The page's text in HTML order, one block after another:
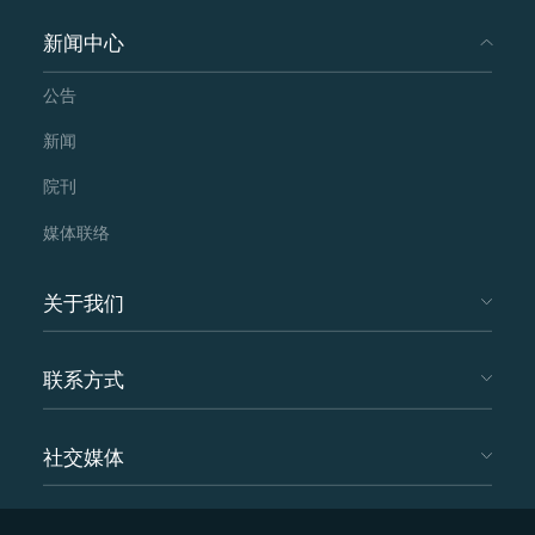
新闻中心
公告
新闻
院刊
媒体联络
关于我们
联系方式
社交媒体